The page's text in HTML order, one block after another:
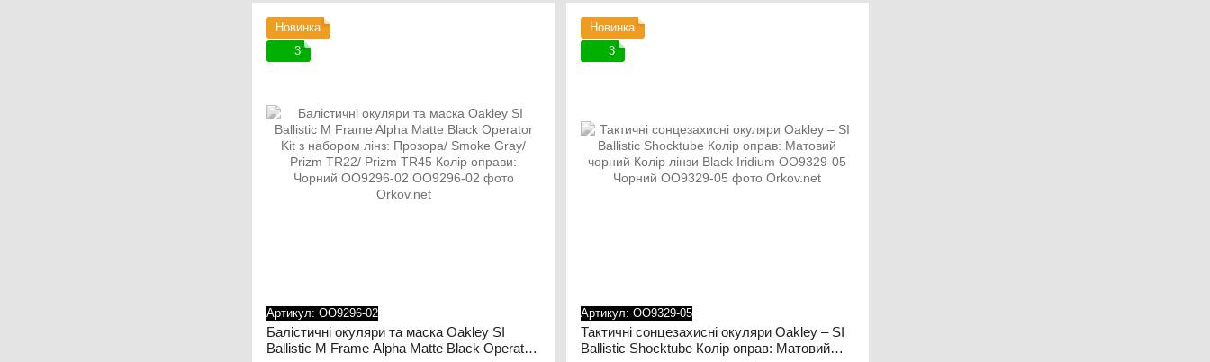
Новинка
3
Артикул: OO9296-02
Балістичні окуляри та маска Oakley SI
Ballistic M Frame Alpha Matte Black Operator
Новинка
3
Артикул: OO9329-05
Тактичні сонцезахисні окуляри Oakley – SI
Ballistic Shocktube Колір оправ: Матовий